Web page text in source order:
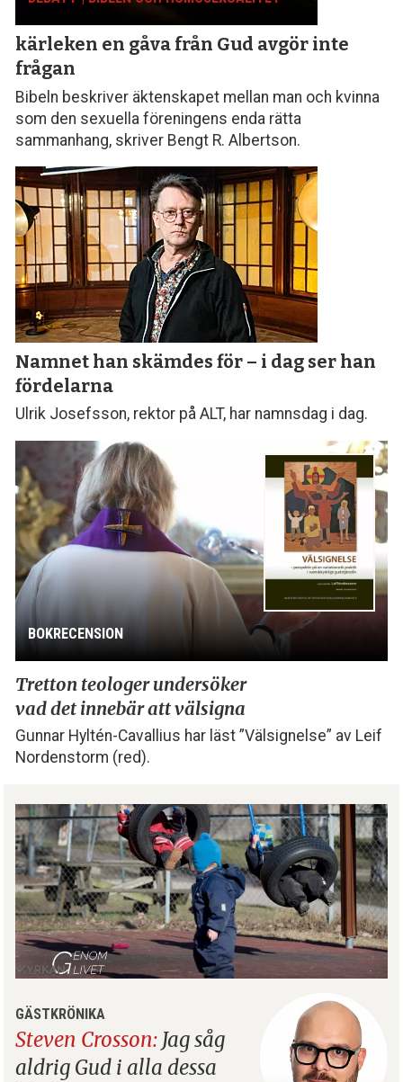
kärleken en gåva från Gud avgör inte
frågan
Bibeln beskriver äktenskapet mellan man och kvinna
som den sexuella föreningens enda rätta
sammanhang, skriver Bengt R. Albertson.
Namnet han skämdes för – i dag ser han
fördelarna
Ulrik Josefsson, rektor på ALT, har namnsdag i dag.
BOKRECENSION
Tretton teologer undersöker
vad det innebär att välsigna
Gunnar Hyltén-Cavallius har läst ”Välsignelse” av Leif
Nordenstorm (red).
GÄSTKRÖNIKA
Steven Crosson: Jag såg
aldrig Gud i alla dessa